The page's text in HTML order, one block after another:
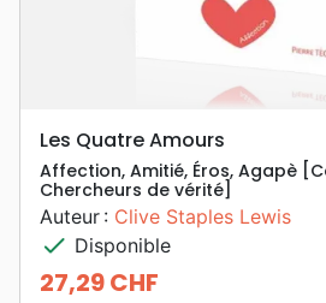
Les Quatre Amours
Affection, Amitié, Éros, Agapè
Chercheurs de vérité]
Auteur : Clive Staples Lewis
check Disponible
Prix
27,29 CHF